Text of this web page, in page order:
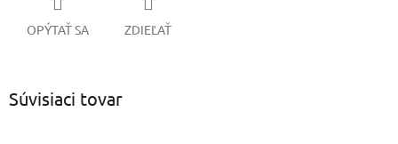
OPÝTAŤ SA ZDIEĽAŤ
Súvisiaci tovar